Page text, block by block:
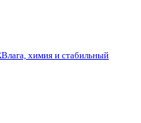
Влага, химия и стабильный